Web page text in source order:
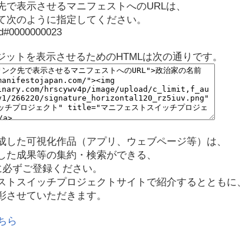
表示させるマニフェストへのURLは、
次のように指定してください。
トを表示させるためのHTMLは次の通りです。
した可視化作品（アプリ、ウェブページ等）は、
た成果等の集約・検索ができる、
必ずご登録ください。
トスイッチプロジェクトサイトで紹介するとともに、
させていただきます。
ら